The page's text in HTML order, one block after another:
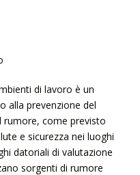
di lavoro è un
alla prevenzione del
rumore, come previsto
e sicurezza nei luoghi
datoriali di valutazione
sorgenti di rumore